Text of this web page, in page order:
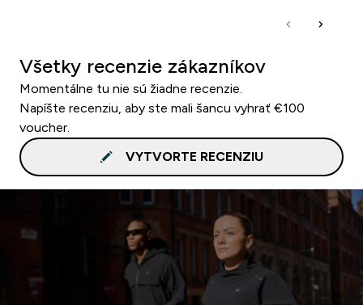
Všetky recenzie zákazníkov
Momentálne tu nie sú žiadne recenzie.
Napíšte recenziu, aby ste mali šancu vyhrať €100
voucher.
VYTVORTE RECENZIU